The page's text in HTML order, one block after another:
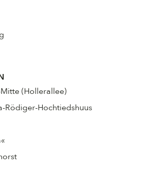
(Hollerallee)
Rödiger-Hochtiedshuus